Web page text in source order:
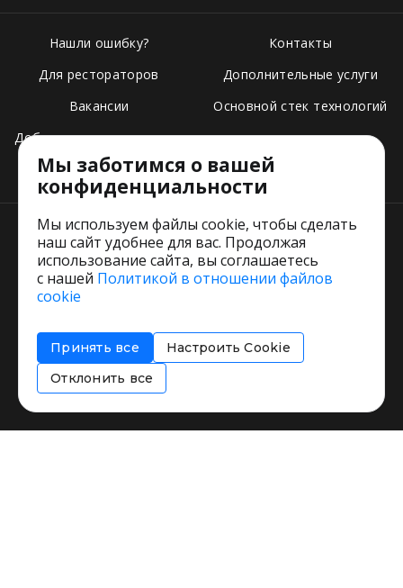
Нашли ошибку?
Для рестораторов
Вакансии
Добавить свое заведение
Тарифы
Контакты
Дополнительные услуги
Основной стек технологий
Пользовательское соглашение
Соглашение об информировании
Политика использования cookies
Мы заботимся о вашей
конфиденциальности
Мы используем файлы cookie, чтобы сделать
наш сайт удобнее для вас. Продолжая
использование сайта, вы соглашаетесь
с нашей Политикой в отношении файлов
cookie
Принять все
Настроить Cookie
Отклонить все